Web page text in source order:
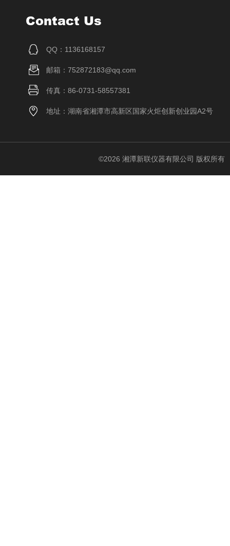
Contact Us
QQ：1136168157
邮箱：752872183@qq.com
传真：86-0731-58557381
地址：湖南省湘潭市高新区国家火炬创新创业园A2号
©2026 湘潭新联仪器有限公司 版权所